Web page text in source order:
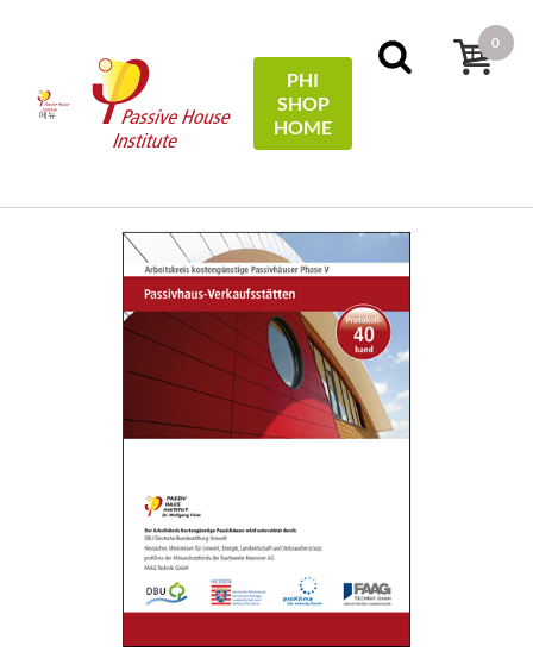
메뉴
PHI
SHOP
HOME
0
Protocols 40 - Passivhaus-Verkaufsstätten